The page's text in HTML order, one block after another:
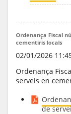
Ordenança Fiscal
cementiris locals
02/01/2026
Ordenança
serveis en
de